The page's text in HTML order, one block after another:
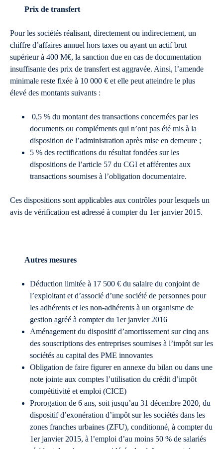
Prix de transfert
Pour les sociétés réalisant, directement ou indirectement, un
chiffre d’affaires annuel hors taxes ou ayant un actif brut
supérieur à 400 M€, la sanction due en cas de documentation
insuffisante des prix de transfert est aggravée. Ainsi, l’amende
minimale reste fixée à 10 000 € et elle peut atteindre le plus
élevé des montants suivants :
0,5 % du montant des transactions concernées par les
documents ou compléments qui n’ont pas été mis à la
disposition de l’administration après mise en demeure ;
5 % des rectifications du résultat fondées sur les
dispositions de l’article 57 du CGI et afférentes aux
transactions soumises à l’obligation documentaire.
Ces dispositions sont applicables aux contrôles pour lesquels un
avis de vérification est adressé à compter du 1er janvier 2015.
Autres mesures
Déduction limitée à 17 500 € du salaire du conjoint de
l’exploitant et d’associé d’une société de personnes pour
les adhérents et les non-adhérents à un organisme de
gestion agréé à compter du 1er janvier 2016
Aménagement du dispositif d’amortissement sur cinq ans
des souscriptions des entreprises soumises à l’impôt sur les
sociétés au capital des PME innovantes
Obligation de faire figurer en annexe du bilan ou dans une
note jointe aux comptes l’utilisation du crédit d’impôt
compétitivité et emploi (CICE)
Prorogation de 6 ans, soit jusqu’au 31 décembre 2020, du
dispositif d’exonération d’impôt sur les sociétés dans les
zones franches urbaines (ZFU), conditionné, à compter du
1er janvier 2015, à l’emploi d’au moins 50 % de salariés